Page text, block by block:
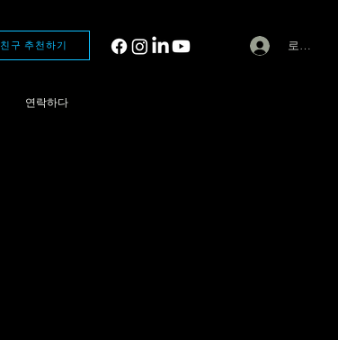
친구 추천하기
연락하다
로그인